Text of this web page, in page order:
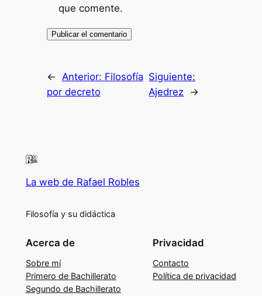
que comente.
← Anterior: Filosofía
por decreto
Siguiente:
Ajedrez →
La web de Rafael Robles
Filosofía y su didáctica
Acerca de
Sobre mí
Primero de Bachillerato
Segundo de Bachillerato
Privacidad
Contacto
Política de privacidad